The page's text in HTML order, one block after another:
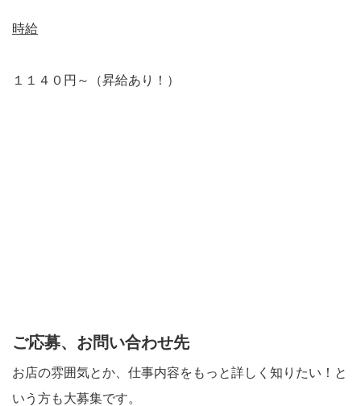
時給
１１４０円～（昇給あり！）
ご応募、お問い合わせ先
お店の雰囲気とか、仕事内容をもっと詳しく知りたい！と
いう方も大募集です。